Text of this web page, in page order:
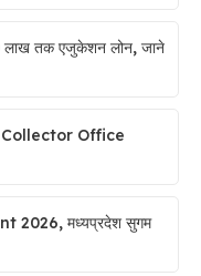
तक एजुकेशन लोन, जाने
Collector Office
मध्यप्रदेश सुगम